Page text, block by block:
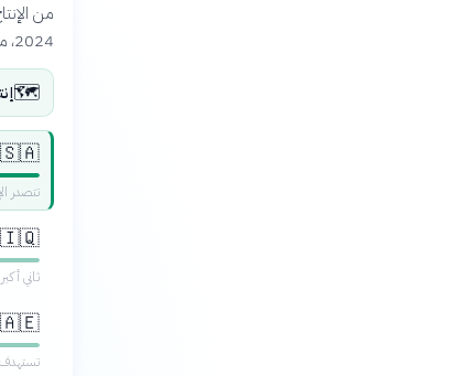
من
2024، مما يبرز الديناميكيات المتغيرة في هذا القطاع الحيوي.
🗺️
🇸🇦
تتصدر
🇮🇶
ثاني
🇦🇪
تستهدف زيادة